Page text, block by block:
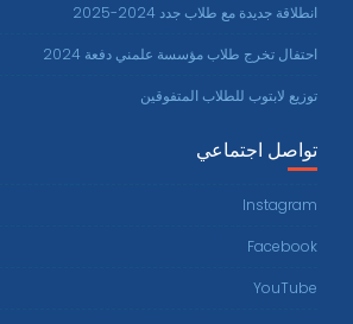
انطلاقة جديدة مع طلاب جدد 2024-2025
احتفال تخرج طلاب مؤسسة علمني دفعة 2024
توزيع لابتوب للطلاب المتفوقين
تواصل اجتماعي
Instagram
Facebook
YouTube